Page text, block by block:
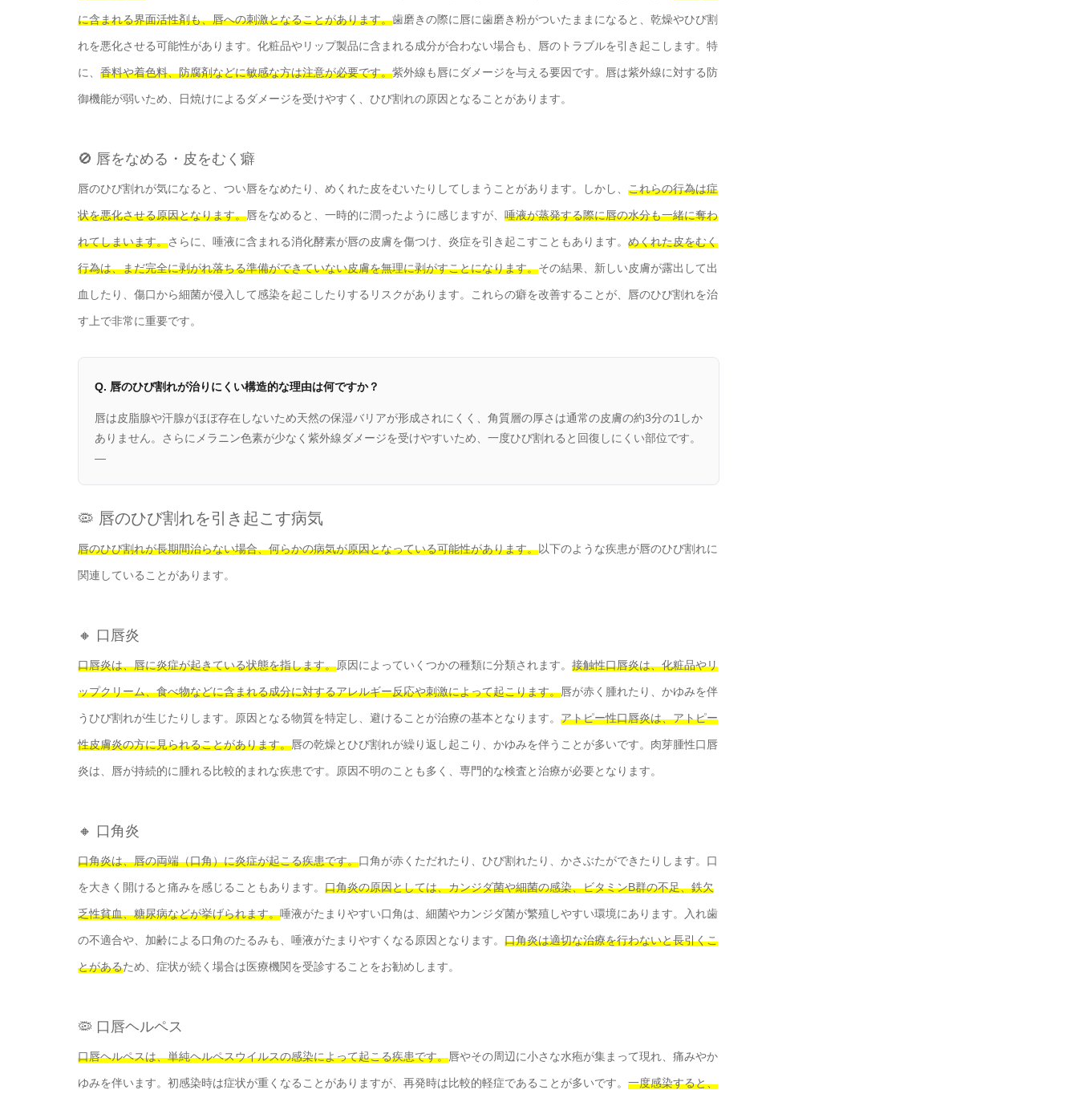
に含まれる界面活性剤も、唇への刺激となることがあります。歯磨きの際に唇に歯磨き粉がついたままになると、乾燥やひび割
れを悪化させる可能性があります。化粧品やリップ製品に含まれる成分が合わない場合も、唇のトラブルを引き起こします。特
に、 香料や着色料、防腐剤などに敏感な方は注意が必要です。紫外線も唇にダメージを与える要因です。唇は紫外線に対する防
御機能が弱いため、日焼けによるダメージを受けやすく、ひび割れの原因となることがあります。
🚫 唇をなめる・皮をむく癖
唇のひび割れが気になると、つい唇をなめたり、めくれた皮をむいたりしてしまうことがあります。しかし、 これらの行為は症
状を悪化させる原因となります。唇をなめると、一時的に潤ったように感じますが、 唾液が蒸発する際に唇の水分も一緒に奪わ
れてしまいます。さらに、唾液に含まれる消化酵素が唇の皮膚を傷つけ、炎症を引き起こすこともあります。 めくれた皮をむく
行為は、まだ完全に剥がれ落ちる準備ができていない皮膚を無理に剥がすことになります。その結果、新しい皮膚が露出して出
血したり、傷口から細菌が侵入して感染を起こしたりするリスクがあります。これらの癖を改善することが、唇のひび割れを治
す上で非常に重要です。
Q. 唇のひび割れが治りにくい構造的な理由は何ですか？
唇は皮脂腺や汗腺がほぼ存在しないため天然の保湿バリアが形成されにくく、角質層の厚さは通常の皮膚の約3分の1しか
ありません。さらにメラニン色素が少なく紫外線ダメージを受けやすいため、一度ひび割れると回復しにくい部位です。
—
🦠 唇のひび割れを引き起こす病気
唇のひび割れが長期間治らない場合、何らかの病気が原因となっている可能性があります。以下のような疾患が唇のひび割れに
関連していることがあります。
🔸 口唇炎
口唇炎は、唇に炎症が起きている状態を指します。原因によっていくつかの種類に分類されます。 接触性口唇炎は、化粧品やリ
ップクリーム、食べ物などに含まれる成分に対するアレルギー反応や刺激によって起こります。唇が赤く腫れたり、かゆみを伴
うひび割れが生じたりします。原因となる物質を特定し、避けることが治療の基本となります。 アトピー性口唇炎は、アトピー
性皮膚炎の方に見られることがあります。唇の乾燥とひび割れが繰り返し起こり、かゆみを伴うことが多いです。肉芽腫性口唇
炎は、唇が持続的に腫れる比較的まれな疾患です。原因不明のことも多く、専門的な検査と治療が必要となります。
🔸 口角炎
口角炎は、唇の両端（口角）に炎症が起こる疾患です。口角が赤くただれたり、ひび割れたり、かさぶたができたりします。口
を大きく開けると痛みを感じることもあります。 口角炎の原因としては、カンジダ菌や細菌の感染、ビタミンB群の不足、鉄欠
乏性貧血、糖尿病などが挙げられます。唾液がたまりやすい口角は、細菌やカンジダ菌が繁殖しやすい環境にあります。入れ歯
の不適合や、加齢による口角のたるみも、唾液がたまりやすくなる原因となります。 口角炎は適切な治療を行わないと長引くこ
とがあるため、症状が続く場合は医療機関を受診することをお勧めします。
🦠 口唇ヘルペス
口唇ヘルペスは、単純ヘルペスウイルスの感染によって起こる疾患です。唇やその周辺に小さな水疱が集まって現れ、痛みやか
ゆみを伴います。初感染時は症状が重くなることがありますが、再発時は比較的軽症であることが多いです。 一度感染すると、